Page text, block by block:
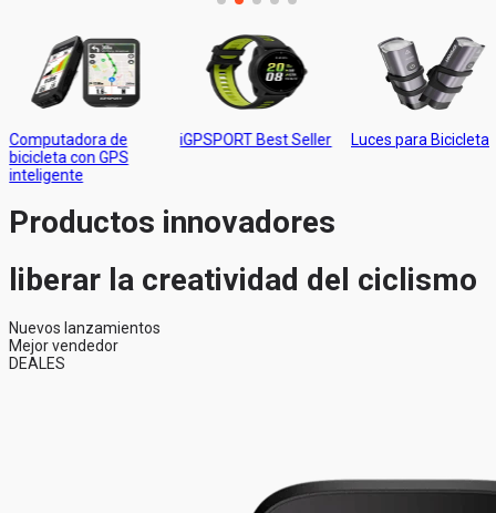
iGPSPORT Best Seller Luces para Bicicleta Luz Trasera Radar
Productos innovadores
liberar la creatividad del ciclismo
Nuevos lanzamientos
Mejor vendedor
DEALES